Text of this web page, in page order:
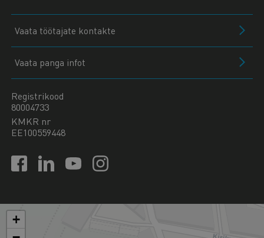
Vaata töötajate kontakte
Vaata panga infot
Registrikood
80004733
KMKR nr
EE100559448
+